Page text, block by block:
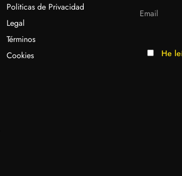
Politicas de Privacidad
Legal
Términos
Cookies
He